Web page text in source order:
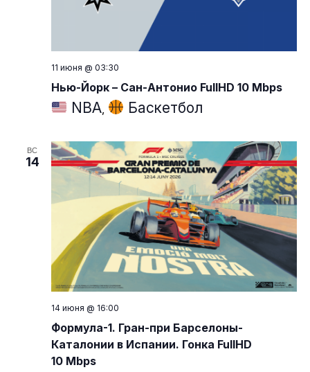
11 июня @ 03:30
Нью-Йорк – Сан-Антонио FullHD 10 Mbps
NBA Баскетбол
ВС
14
14 июня @ 16:00
Формула-1. Гран-при Барселоны-
Каталонии в Испании. Гонка FullHD
10 Mbps